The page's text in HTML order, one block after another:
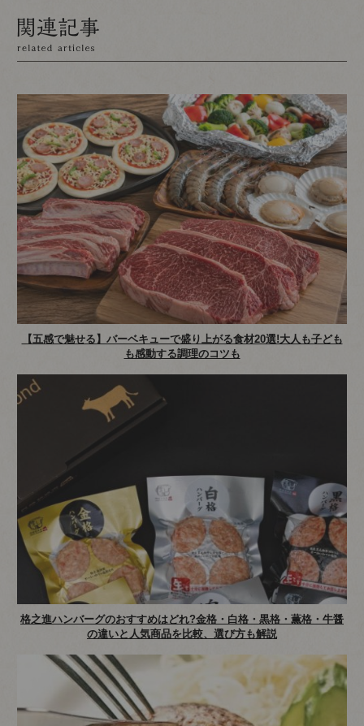
【五感で魅せる】バーベキューで盛り上がる食材20選!大人も子ども
も感動する調理のコツも
格之進ハンバーグのおすすめはどれ?金格・白格・黒格・薫格・牛醤
の違いと人気商品を比較、選び方も解説